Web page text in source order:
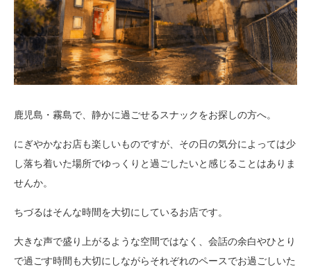
鹿児島・霧島で、静かに過ごせるスナックをお探しの方へ。
にぎやかなお店も楽しいものですが、その日の気分によっては少
し落ち着いた場所でゆっくりと過ごしたいと感じることはありま
せんか。
ちづるはそんな時間を大切にしているお店です。
大きな声で盛り上がるような空間ではなく、会話の余白やひとり
で過ごす時間も大切にしながらそれぞれのペースでお過ごしいた